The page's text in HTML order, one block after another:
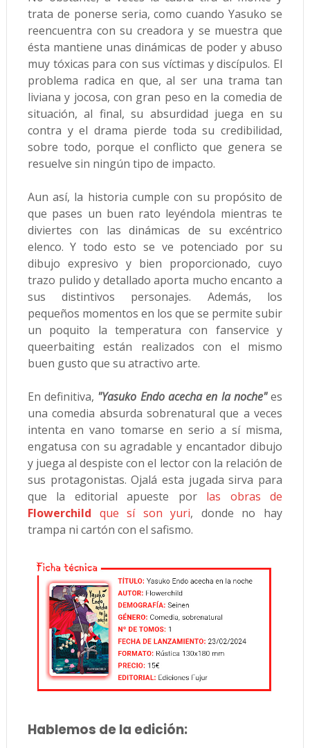
trata de ponerse seria, como cuando Yasuko se
reencuentra con su creadora y se muestra que
ésta mantiene unas dinámicas de poder y abuso
muy tóxicas para con sus víctimas y discípulos. El
problema radica en que, al ser una trama tan
liviana y jocosa, con gran peso en la comedia de
situación, al final, su absurdidad juega en su
contra y el drama pierde toda su credibilidad,
sobre todo, porque el conflicto que genera se
resuelve sin ningún tipo de impacto.
Aun así, la historia cumple con su propósito de
que pases un buen rato leyéndola mientras te
diviertes con las dinámicas de su excéntrico
elenco. Y todo esto se ve potenciado por su
dibujo expresivo y bien proporcionado, cuyo
trazo pulido y detallado aporta mucho encanto a
sus distintivos personajes. Además, los
pequeños momentos en los que se permite subir
un poquito la temperatura con fanservice y
queerbaiting están realizados con el mismo
buen gusto que su atractivo arte.
En definitiva, "Yasuko Endo acecha en la noche"es
una comedia absurda sobrenatural que a veces
intenta en vano tomarse en serio a sí misma,
engatusa con su agradable y encantador dibujo
y juega al despiste con el lector con la relación de
sus protagonistas. Ojalá esta jugada sirva para
que la editorial apueste por las obras de
Flowerchild que sí son yuri, donde no hay
trampa ni cartón con el safismo.
Hablemos de la edición: